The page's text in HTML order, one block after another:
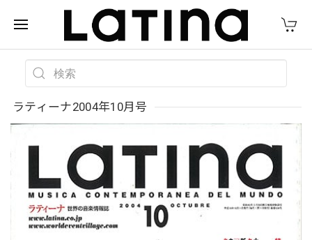
ラティーナ2004年10月号